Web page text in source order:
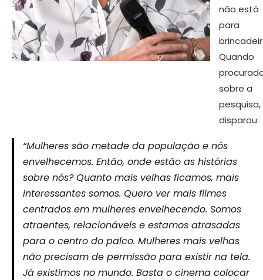
não está
para
Quando
sobre a
pesquisa,
disparou:
“Mulheres são metade da população e nós
envelhecemos. Então, onde estão as histórias
sobre nós? Quanto mais velhas ficamos, mais
interessantes somos. Quero ver mais filmes
centrados em mulheres envelhecendo. Somos
atraentes, relacionáveis e estamos atrasadas
para o centro do palco. Mulheres mais velhas
não precisam de permissão para existir na tela.
Já existimos no mundo. Basta o cinema colocar